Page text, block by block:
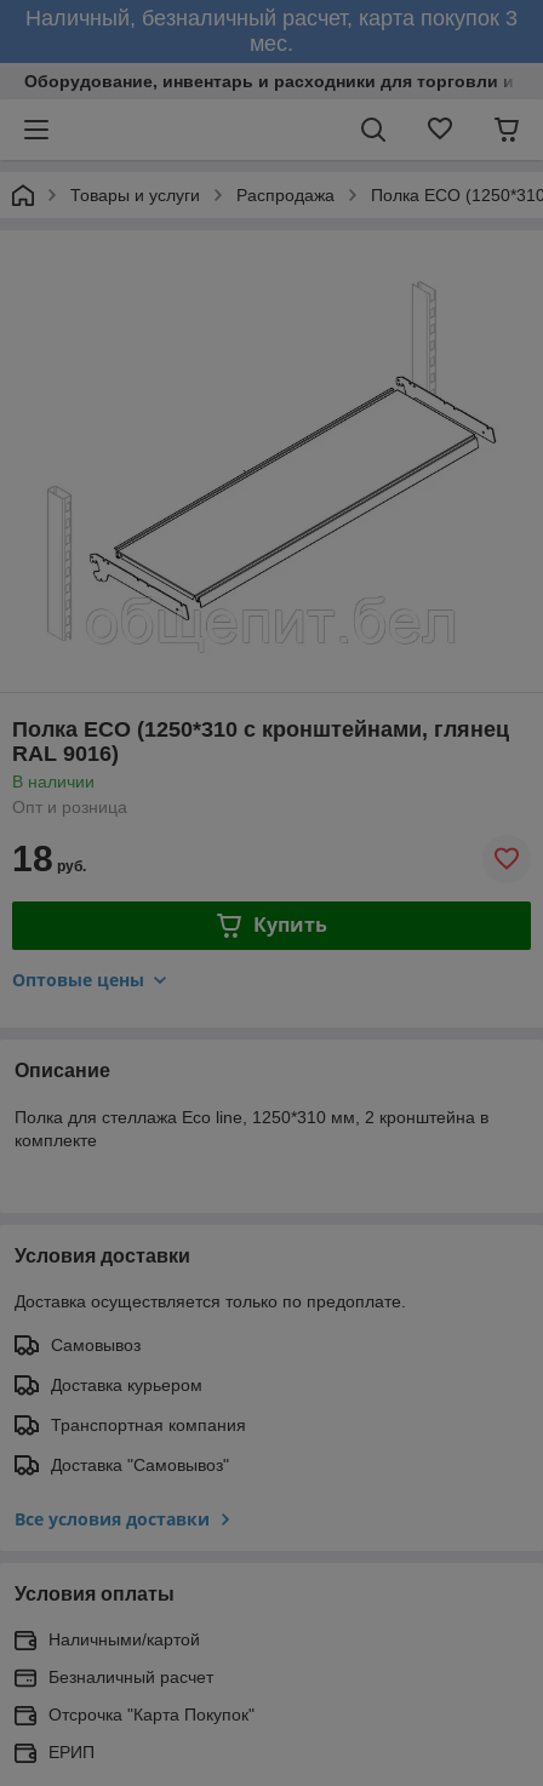
Наличный, безналичный расчет, карта покупок 3
мес.
Оборудование, инвентарь и расходники для торговли и
Товары и услуги Распродажа Полка ЕСО
Полка ЕСО (1250*310 с кронштейнами, глянец
RAL 9016)
В наличии
Опт и розница
18 руб.
Купить
Оптовые цены
Описание
Полка для стеллажа Eco line, 1250*310 мм, 2 кронштейна в
комплекте
Условия доставки
Доставка осуществляется только по предоплате.
Самовывоз
Доставка курьером
Транспортная компания
Доставка "Самовывоз"
Все условия доставки
Условия оплаты
Наличными/картой
Безналичный расчет
Отсрочка "Карта Покупок"
ЕРИП